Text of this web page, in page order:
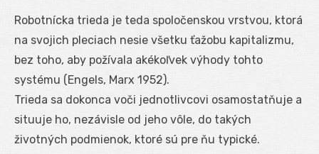
Robotnícka trieda je teda spoločenskou vrstvou, ktorá
na svojich pleciach nesie všetku ťažobu kapitalizmu,
bez toho, aby požívala akékoľvek výhody tohto
systému (Engels, Marx 1952).
Trieda sa dokonca voči jednotlivcovi osamostatňuje a
situuje ho, nezávisle od jeho vôle, do takých
životných podmienok, ktoré sú pre ňu typické.